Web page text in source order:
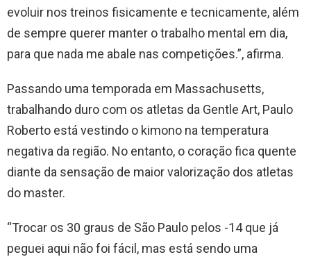
evoluir nos treinos fisicamente e tecnicamente, além
de sempre querer manter o trabalho mental em dia,
para que nada me abale nas competições.”, afirma.
Passando uma temporada em Massachusetts,
trabalhando duro com os atletas da Gentle Art, Paulo
Roberto está vestindo o kimono na temperatura
negativa da região. No entanto, o coração fica quente
diante da sensação de maior valorização dos atletas
do master.
“Trocar os 30 graus de São Paulo pelos -14 que já
peguei aqui não foi fácil, mas está sendo uma